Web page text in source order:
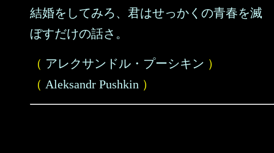
結婚をしてみろ、君はせっかくの青春を滅
ぼすだけの話さ。
（ アレクサンドル・プーシキン ）
（ Aleksandr Pushkin ）